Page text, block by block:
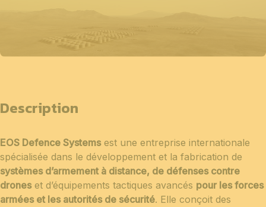
Description
EOS Defence Systemsest une entreprise internationale
spécialisée dans le développement et la fabrication de
systèmes d’armement à distance, de défenses contre
droneset d’équipements tactiques avancés pour les forces
armées et les autorités de sécurité. Elle conçoit des